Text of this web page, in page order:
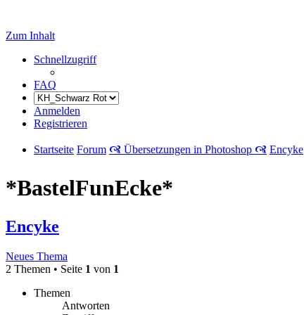
Zum Inhalt
Schnellzugriff
FAQ
Anmelden
Registrieren
Startseite Forum 🙧 Übersetzungen in Photoshop 🙧 Encyke
*BastelFunEcke*
Encyke
Neues Thema
2 Themen • Seite 1 von 1
Themen
Antworten